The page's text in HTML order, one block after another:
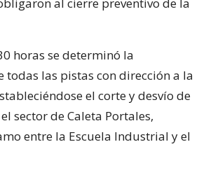
al cierre preventivo de la
horas se determinó la
las pistas con dirección a la
el corte y desvío de
sector de Caleta Portales,
entre la Escuela Industrial y el